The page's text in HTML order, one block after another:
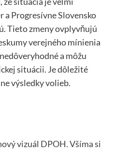
a Progresívne Slovensko
Tieto zmeny ovplyvňujú
verejného mínienia
a môžu
situácii. Je dôležité
výsledky volieb.
vizuál DPOH. Všíma si